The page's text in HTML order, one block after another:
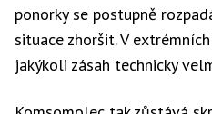
ponorky se postupně
situace zhoršit. V
jakýkoli zásah technicky